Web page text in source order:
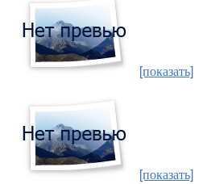
[показать]
[показать]